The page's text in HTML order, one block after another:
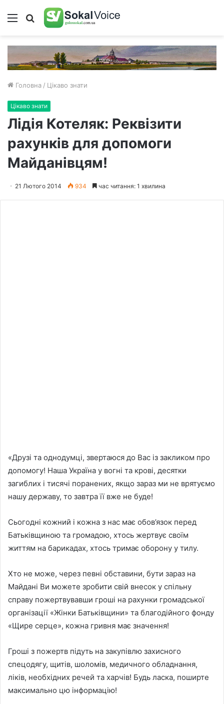
Меню Пошук
Головна / Цікаво знати
Цікаво знати
Лідія Котеляк: Реквізити
рахунків для допомоги
Майданівцям!
21 Лютого 2014 934 час читання: 1 хвилина
«Друзі та однодумці, звертаюся до Вас із закликом про
допомогу! Наша Україна у вогні та крові, десятки
загиблих і тисячі поранених, якщо зараз ми не врятуємо
нашу державу, то завтра її вже не буде!
Сьогодні кожний і кожна з нас має обов’язок перед
Батьківщиною та громадою, хтось жертвує своїм
життям на барикадах, хтось тримає оборону у тилу.
Хто не може, через певні обставини, бути зараз на
Майдані Ви можете зробити свій внесок у спільну
справу пожертвувавши гроші на рахунки громадської
організації «Жінки Батьківщини» та благодійного фонду
«Щире серце», кожна гривня має значення!
Гроші з пожертв підуть на закупівлю захисного
спецодягу, щитів, шоломів, медичного обладнання,
ліків, необхідних речей та харчів! Будь ласка, поширте
максимально цю інформацію!